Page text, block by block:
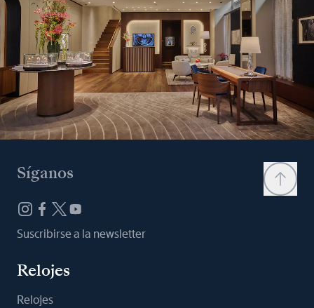
Síganos
Suscribirse a la newsletter
Relojes
Relojes